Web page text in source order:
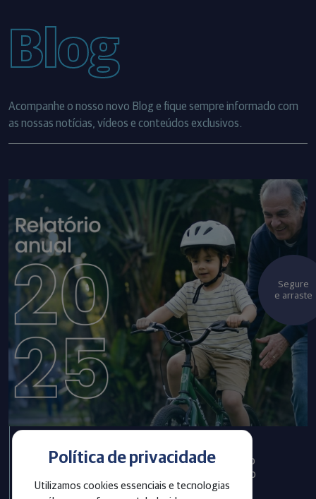
Política de privacidade
Utilizamos cookies essenciais e tecnologias
Blog
Acompanhe o nosso novo Blog e fique sempre informado com
as nossas notícias, vídeos e conteúdos exclusivos.
Infraprev publica Relatório
Anual com informações do
exercício 2025
Segure
e arraste